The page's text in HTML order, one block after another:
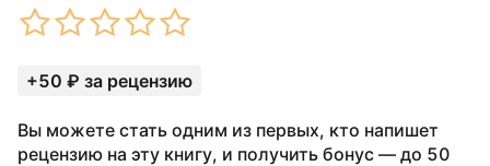
+50 ₽ за рецензию
Вы можете стать одним из первых, кто напишет
рецензию на эту книгу, и получить бонус — до 50